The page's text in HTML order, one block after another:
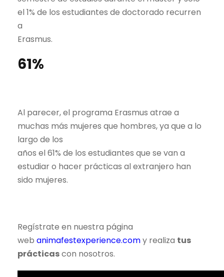
el 1% de los estudiantes de doctorado recurren
a
Erasmus.
61%
Al parecer, el programa Erasmus atrae a
muchas más mujeres que hombres, ya que a lo
largo de los
años el 61% de los estudiantes que se van a
estudiar o hacer prácticas al extranjero han
sido mujeres.
Regístrate en nuestra página
web animafestexperience.comy realiza tus
prácticascon nosotros.